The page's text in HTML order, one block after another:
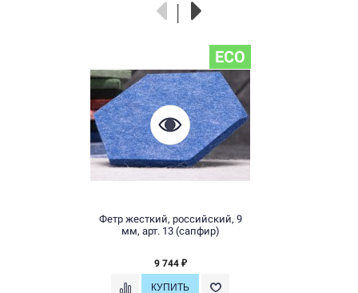
ECO
Фетр жесткий, российский, 9
мм, арт. 13 (сапфир)
9 744 ₽